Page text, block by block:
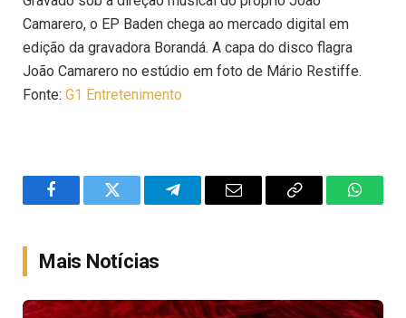
Camarero, o EP Baden chega ao mercado digital em
edição da gravadora Borandá. A capa do disco flagra
João Camarero no estúdio em foto de Mário Restiffe.
Fonte: G1 Entretenimento
FacebookTwitter TelegramEmail
Copy
Mais Notícias